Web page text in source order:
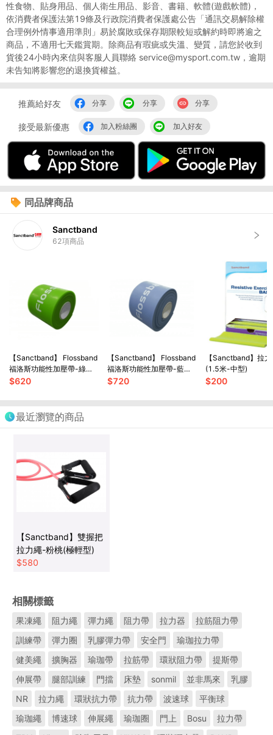
性食物、貼身用品、個人衛生用品、影音、書籍、軟體(遊戲軟體)，
依消費者保護法第19條及行政院消費者保護處公告「通訊交易解除權
合理例外情事適用準則」易於腐敗或保存期限較短或解約時即將逾之
商品，不適用七天鑑賞期。除商品有瑕疵或失溫、變質，請您於收到
貨後24小時內來信與客服人員聯絡 service@mysport.com.tw，逾期
未告知將影響您的退換貨權益。
推薦給好友 分享 分享 分享
接受最新優惠 加入粉絲團 加入好友
同品牌商品
Sanctband
62項商品
【Sanctband】 Flossband
福洛斯功能性加壓帶-綠色
一般型 (2英吋輕型)
$620
【Sanctband】 Flossband
福洛斯功能性加壓帶-藍色
一般型 (2英吋中型)
$720
【Sanctband】拉
(1.5米-中型)
$200
最近瀏覽的商品
【Sanctband】雙握把
拉力繩-粉桃(極輕型)
$580
相關標籤
果凍繩 阻力繩 彈力繩 阻力帶 拉力器
拉筋阻力帶
訓練帶
彈力圈 乳膠彈力帶 安全門
瑜珈拉力帶
健美繩
擴胸器 瑜珈帶 拉筋帶 環狀阻力帶
提斯帶
伸展帶
腿部訓練 門擋 床墊 sonmil 並非馬來
乳膠
NR
拉力繩 環狀抗力帶 抗力帶 波速球
平衡球
瑜珈繩
博速球 伸展繩 瑜珈圈 門上 Bosu
拉力帶